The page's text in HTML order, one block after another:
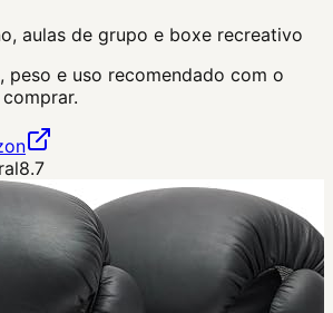
aulas de grupo e boxe recreativo
peso e uso recomendado com o
8.7